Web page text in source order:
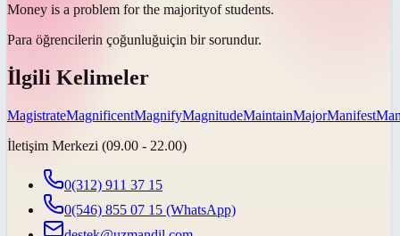
Money is a problem for the majorityof students.
Para öğrencilerin çoğunluğuiçin bir sorundur.
İlgili Kelimeler
MagistrateMagnificentMagnifyMagnitudeMaintainMajorManifest
İletişim Merkezi (09.00 - 22.00)
0(312) 911 37 15
0(546) 855 07 15 (WhatsApp)